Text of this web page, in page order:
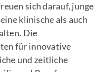
sich darauf, junge
klinische als auch
Die
für innovative
und zeitliche